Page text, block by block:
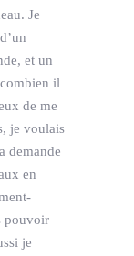
Je
et un
il
de me
je voulais
demande
en
pouvoir
je